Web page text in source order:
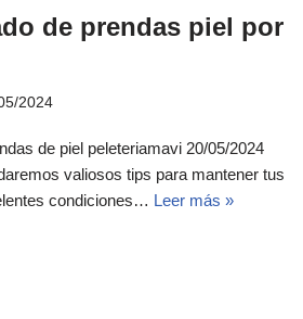
de prendas piel por
2024
de piel peleteriamavi 20/05/2024
valiosos tips para mantener tus
condiciones… Leer más »